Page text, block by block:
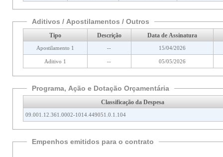
Aditivos / Apostilamentos / Outros
Tipo Descrição Data de Assinatura
Apostilamento 1 -- 15/04/2026
Aditivo 1 -- 05/05/2026
Programa, Ação e Dotação Orçamentária
Classificação da Despesa
09.001.12.361.0002-1014.449051.0.1.104
Empenhos emitidos para o contrato